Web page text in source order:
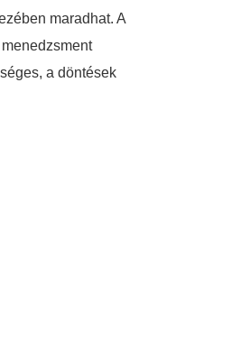
maradhat. A
a döntések